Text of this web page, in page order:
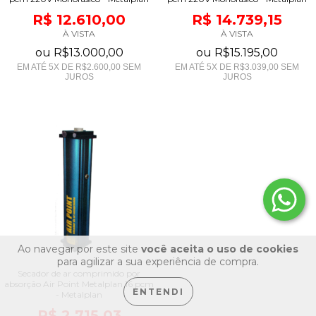
Ao navegar por este site você aceita o uso de cookies
para agilizar a sua experiência de compra.
ENTENDI
R$ 12.610,00
À VISTA
ou R$13.000,00
EM ATÉ 5X DE R$2.600,00 SEM
JUROS
R$ 14.739,15
À VISTA
ou R$15.195,00
EM ATÉ 5X DE R$3.039,00 SEM
JUROS
Secador de ar comprimido por
absorção Air Point Metalplan 16 pcm
- Metalplan